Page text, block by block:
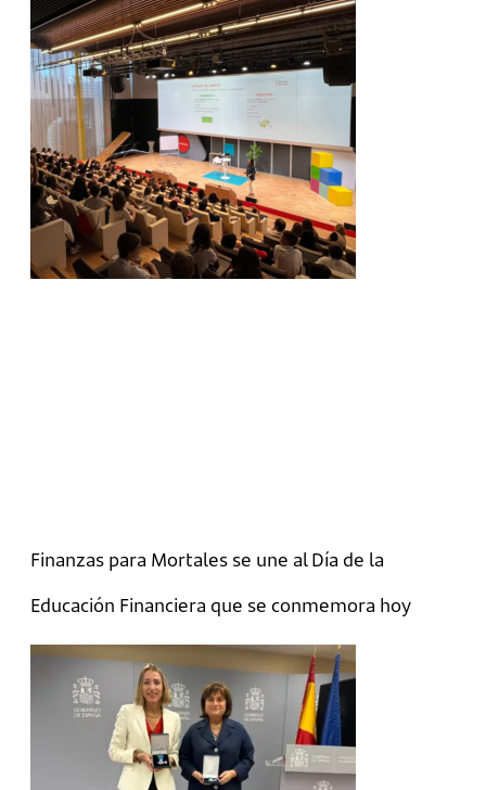
Finanzas para Mortales se une al Día de la
Educación Financiera que se conmemora hoy